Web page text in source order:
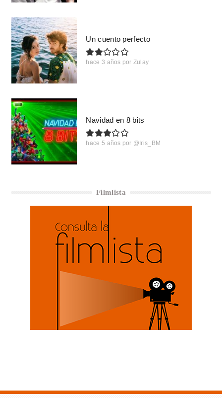
Un cuento perfecto
hace 3 años por Zulay
Navidad en 8 bits
hace 5 años por @Iris_BM
Filmlista